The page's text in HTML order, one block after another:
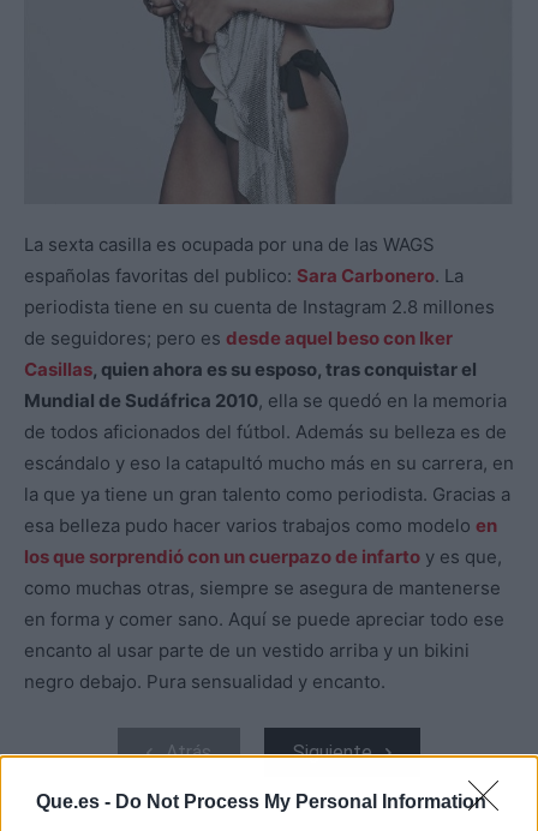
Que.es - Do Not Process My Personal Information
La sexta casilla es ocupada por una de las WAGS
españolas favoritas del publico: Sara Carbonero. La
periodista tiene en su cuenta de Instagram 2.8 millones
de seguidores; pero es desde aquel beso con Iker
Casillas, quien ahora es su esposo, tras conquistar el
Mundial de Sudáfrica 2010, ella se quedó en la memoria
de todos aficionados del fútbol. Además su belleza es de
escándalo y eso la catapultó mucho más en su carrera, en
la que ya tiene un gran talento como periodista. Gracias a
esa belleza pudo hacer varios trabajos como modelo en
los que sorprendió con un cuerpazo de infarto y es que,
como muchas otras, siempre se asegura de mantenerse
en forma y comer sano. Aquí se puede apreciar todo ese
encanto al usar parte de un vestido arriba y un bikini
negro debajo. Pura sensualidad y encanto.
Atrás Siguiente